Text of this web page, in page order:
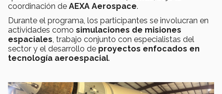
coordinación de AEXA Aerospace.
Durante el programa, los participantes se involucran en
actividades como simulaciones de misiones
espaciales , trabajo conjunto con especialistas del
sector y el desarrollo de proyectos enfocados en
tecnología aeroespacial.